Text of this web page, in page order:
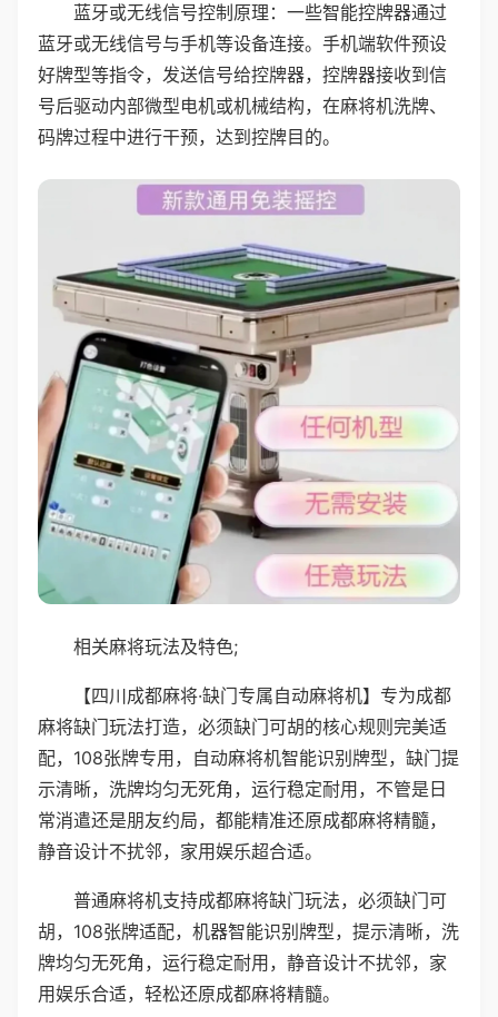
蓝牙或无线信号控制原理：一些智能控牌器通过
蓝牙或无线信号与手机等设备连接。手机端软件预设
好牌型等指令，发送信号给控牌器，控牌器接收到信
号后驱动内部微型电机或机械结构，在麻将机洗牌、
码牌过程中进行干预，达到控牌目的。
相关麻将玩法及特色;
【四川成都麻将·缺门专属自动麻将机】专为成都
麻将缺门玩法打造，必须缺门可胡的核心规则完美适
配，108张牌专用，自动麻将机智能识别牌型，缺门提
示清晰，洗牌均匀无死角，运行稳定耐用，不管是日
常消遣还是朋友约局，都能精准还原成都麻将精髓，
静音设计不扰邻，家用娱乐超合适。
普通麻将机支持成都麻将缺门玩法，必须缺门可
胡，108张牌适配，机器智能识别牌型，提示清晰，洗
牌均匀无死角，运行稳定耐用，静音设计不扰邻，家
用娱乐合适，轻松还原成都麻将精髓。